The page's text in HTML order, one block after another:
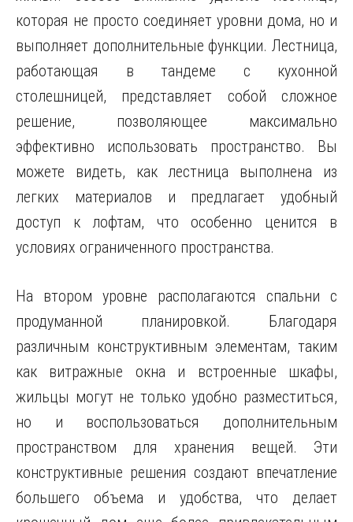
которая не просто соединяет уровни дома, но и
выполняет дополнительные функции. Лестница,
работающая в тандеме с кухонной
столешницей, представляет собой сложное
решение, позволяющее максимально
эффективно использовать пространство. Вы
можете видеть, как лестница выполнена из
легких материалов и предлагает удобный
доступ к лофтам, что особенно ценится в
условиях ограниченного пространства.
На втором уровне располагаются спальни с
продуманной планировкой. Благодаря
различным конструктивным элементам, таким
как витражные окна и встроенные шкафы,
жильцы могут не только удобно разместиться,
но и воспользоваться дополнительным
пространством для хранения вещей. Эти
конструктивные решения создают впечатление
большего объема и удобства, что делает